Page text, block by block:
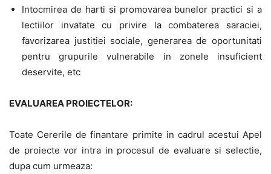
Intocmirea de harti si promovarea bunelor practici si a
lectiilor invatate cu privire la combaterea saraciei,
favorizarea justitiei sociale, generarea de oportunitati
pentru grupurile vulnerabile in zonele insuficient
deservite, etc
EVALUAREA PROIECTELOR:
Toate Cererile de finantare primite in cadrul acestui Apel
de proiecte vor intra in procesul de evaluare si selectie,
dupa cum urmeaza: